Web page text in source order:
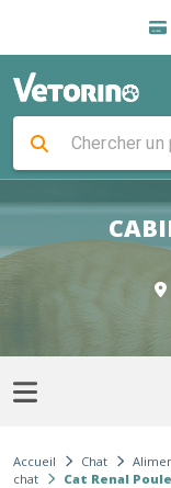
Accueil Chat
chat
Cat Renal